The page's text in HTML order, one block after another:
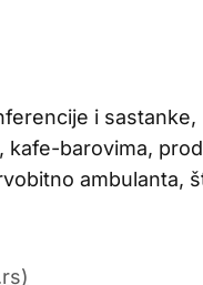
i sastanke,
barovima,
ambulanta,